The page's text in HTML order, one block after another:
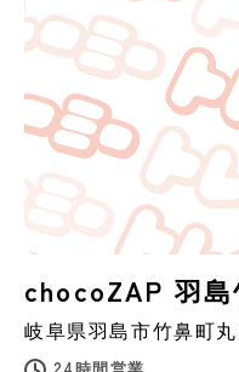
chocoZAP 羽
岐阜県羽島市竹鼻町